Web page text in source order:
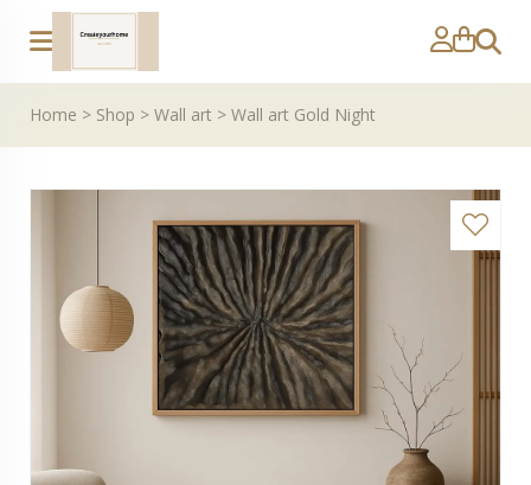
Zoeken
Home > Shop > Wall art > Wall art Gold Night